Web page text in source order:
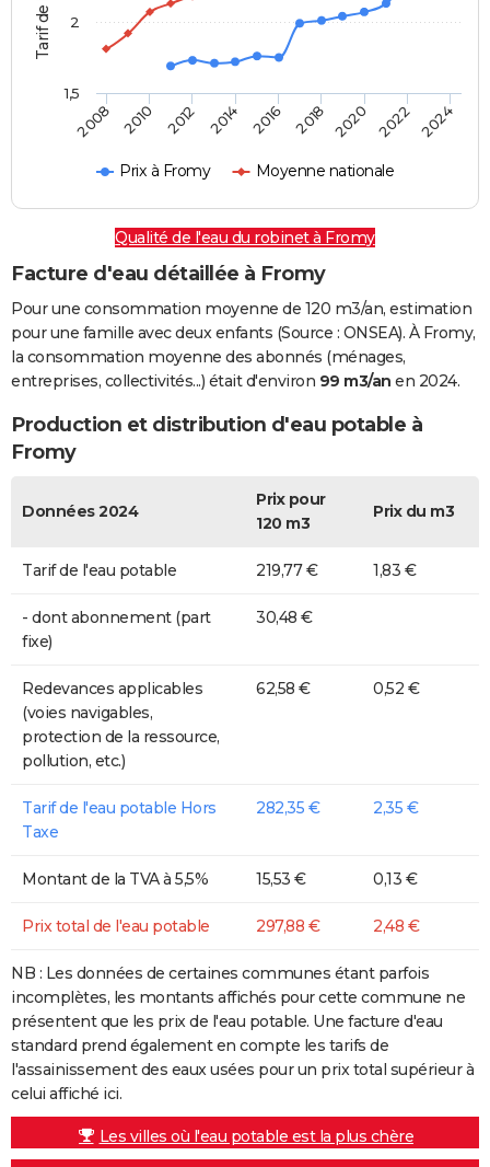
Prix à Fromy Moyenne nationale
2008 2010 2012 2014 2016 2018 2020 2022 2024
1,5
2
Qualité de l'eau du robinet à Fromy
Facture d'eau détaillée à Fromy
Pour une consommation moyenne de 120 m3/an, estimation
pour une famille avec deux enfants (Source : ONSEA). À Fromy,
la consommation moyenne des abonnés (ménages,
entreprises, collectivités...) était d'environ 99 m3/an en 2024.
Production et distribution d'eau potable à
Fromy
Données 2024
Prix pour
120 m3
Prix du m3
Tarif de l'eau potable 219,77 € 1,83 €
- dont abonnement (part
fixe)
30,48 €
Redevances applicables
(voies navigables,
protection de la ressource,
pollution, etc.)
62,58 € 0,52 €
Tarif de l'eau potable Hors
Taxe
282,35 € 2,35 €
Montant de la TVA à 5,5% 15,53 € 0,13 €
Prix total de l'eau potable 297,88 € 2,48 €
NB : Les données de certaines communes étant parfois
incomplètes, les montants affichés pour cette commune ne
présentent que les prix de l'eau potable. Une facture d'eau
standard prend également en compte les tarifs de
l'assainissement des eaux usées pour un prix total supérieur à
celui affiché ici.
Les villes où l'eau potable est la plus chère